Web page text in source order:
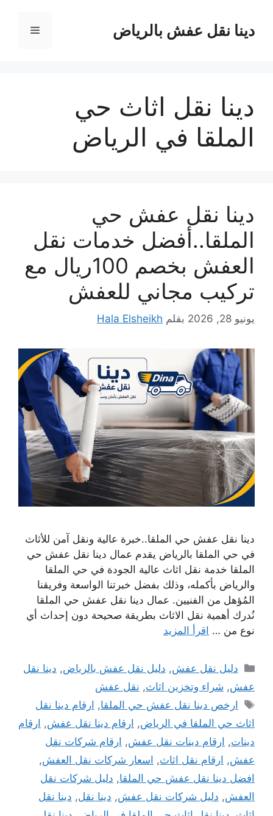
المحتوىدينا نقل عفش بالرياض القائمة
دينا نقل اثاث حي
الملقا في الرياض
دينا نقل عفش حي
الملقا..أفضل خدمات نقل
العفش بخصم 100ريال مع
تركيب مجاني للعفش
يونيو 28, 2026 بقلم Hala Elsheikh
دينا نقل عفش حي الملقا..خبرة عالية ونقل آمن للأثاث
في حي الملقا بالرياض يقدم عمال دينا نقل عفش حي
الملقا خدمة نقل اثاث عالية الجودة في حي الملقا
والرياض بأكمله، وذلك بفضل خبرتنا الواسعة وفريقنا
المُؤهل من الفنيين. عمال دينا نقل عفش حي الملقا
نُدرك أهمية نقل الاثاث بطريقة صحيحة دون إحداث أي
نوع من … اقرأ المزيد
التصنيفات
دليل نقل عفش, دليل نقل عفش بالرياض, دينا نقل
عفش, شراء وتخزين اثاث, نقل عفش
الوسوم
ارخص دينا نقل عفش حي الملقا, ارقام دينا نقل
اثاث حي الملقا في الرياض, ارقام دينا نقل عفش, ارقام
دينات, ارقام دينات نقل عفش, ارقام شركات نقل
عفش, ارقام نقل اثاث, اسعار شركات نقل العفش,
افضل دينا نقل عفش حي الملقا, دليل شركات نقل
العفش, دليل شركات نقل عفش, دينا نقل, دينا نقل